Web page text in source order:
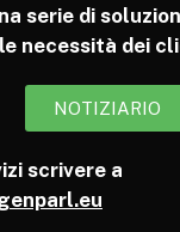
serie di
necessità dei
NOTIZIARIO
scrivere a